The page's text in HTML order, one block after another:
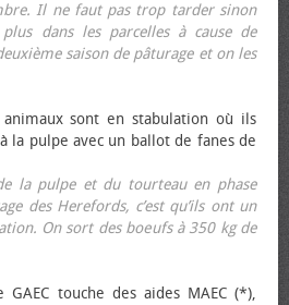
Il ne faut pas trop tarder sinon
dans les parcelles à cause de
saison de pâturage et on les
sont en stabulation où ils
la pulpe avec un ballot de fanes de
la pulpe et du tourteau en phase
des Herefords, c’est qu’ils ont un
On sort des bœufs à 350 kg de
GAEC touche des aides MAEC (*),